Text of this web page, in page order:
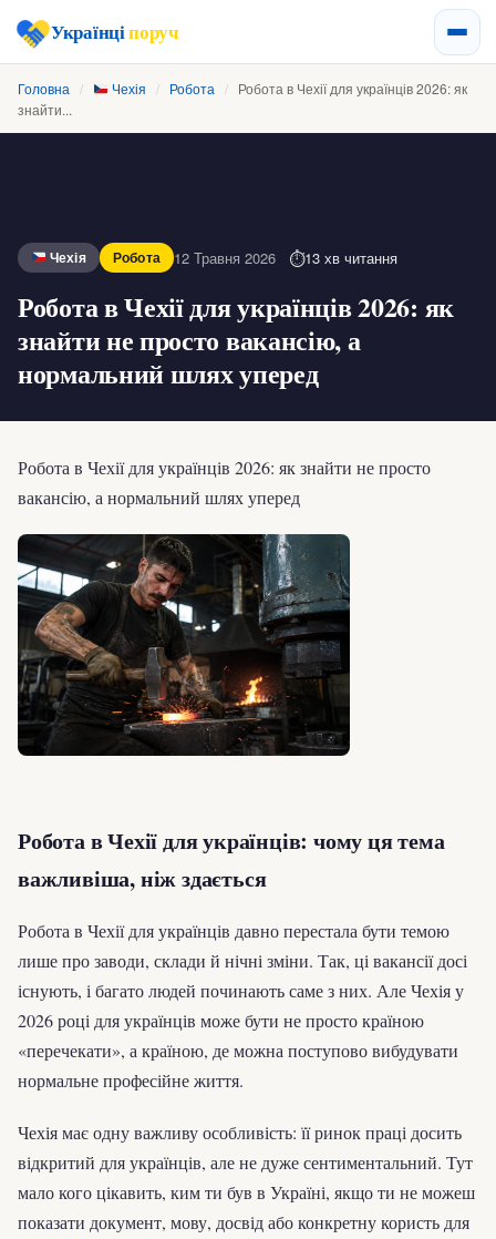
Українціпоруч
Головна / Чехія / Робота /
Робота в Чехії для українців 2026: як
знайти...
Чехія Робота 12 Травня 2026 13 хв читання
Робота в Чехії для українців 2026: як
знайти не просто вакансію, а
нормальний шлях уперед
Робота в Чехії для українців 2026: як знайти не просто
вакансію, а нормальний шлях уперед
Робота в Чехії для українців: чому ця тема
важливіша, ніж здається
Робота в Чехії для українців давно перестала бути темою
лише про заводи, склади й нічні зміни. Так, ці вакансії досі
існують, і багато людей починають саме з них. Але Чехія у
2026 році для українців може бути не просто країною
«перечекати», а країною, де можна поступово вибудувати
нормальне професійне життя.
Чехія має одну важливу особливість: її ринок праці досить
відкритий для українців, але не дуже сентиментальний. Тут
мало кого цікавить, ким ти був в Україні, якщо ти не можеш
показати документ, мову, досвід або конкретну користь для